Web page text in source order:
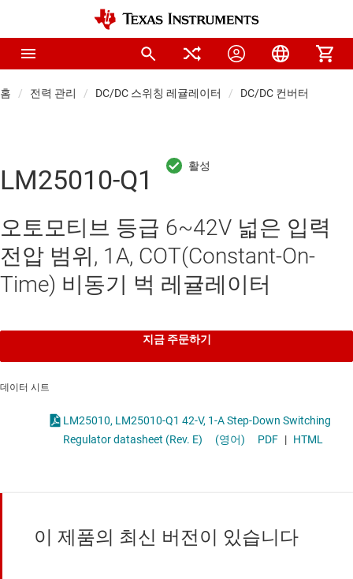
홈 전력 관리 DC/DC 스위칭 레귤레이터 DC/DC 컨버터
LM25010-Q1
오토모티브 등급 6~42V 넓은 입력
전압 범위, 1A, COT(Constant-On-
Time) 비동기 벅 레귤레이터
지금 주문하기
데이터 시트
LM25010, LM25010-Q1 42-V, 1-A Step-Down Switching
Regulator datasheet (Rev. E)
(영어) PDF | HTML
이 제품의 최신 버전이 있습니다